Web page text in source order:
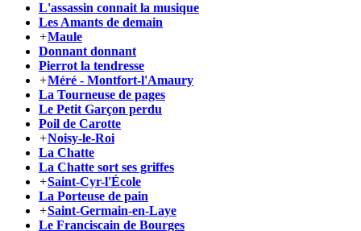
L'assassin connait la musique
Les Amants de demain
+Maule
Donnant donnant
Pierrot la tendresse
+Méré - Montfort-l'Amaury
La Tourneuse de pages
Le Petit Garçon perdu
Poil de Carotte
+Noisy-le-Roi
La Chatte
La Chatte sort ses griffes
+Saint-Cyr-l'École
La Porteuse de pain
+Saint-Germain-en-Laye
Le Franciscain de Bourges